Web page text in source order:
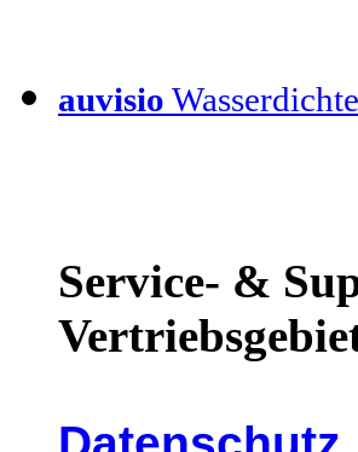
auvisio
Service- &